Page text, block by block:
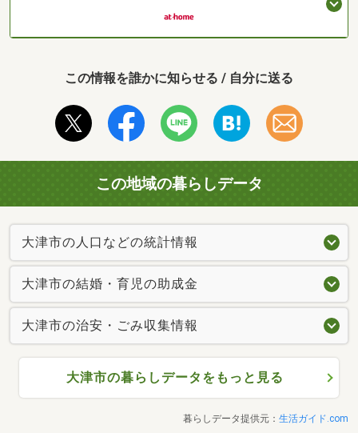
この情報を誰かに知らせる / 自分に送る
この地域の暮らしデータ
大津市の人口などの統計情報
大津市の結婚・育児の助成金
大津市の治安・ごみ収集情報
大津市の暮らしデータをもっと見る
暮らしデータ提供元： 生活ガイド.com